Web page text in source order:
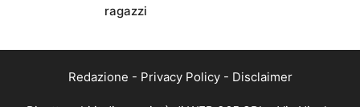
ragazzi
Redazione - Privacy Policy- Disclaimer